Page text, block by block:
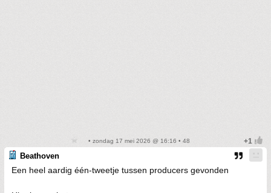
• zondag 17 mei 2026 @ 16:16 • 48
Beathoven
Een heel aardig één-tweetje tussen producers gevonden